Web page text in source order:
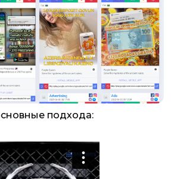
подхода: